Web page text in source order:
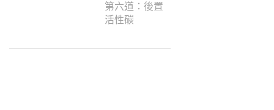
第六道：後置
活性碳